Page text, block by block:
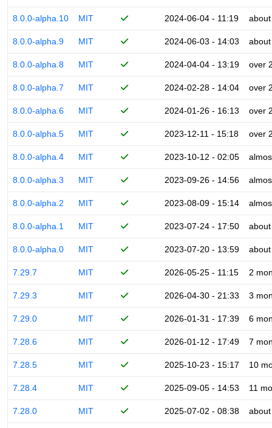
8.0.0-alpha.10 MIT 2024-06-04 - 11:19
8.0.0-alpha.9 MIT 2024-06-03 - 14:03
8.0.0-alpha.8 MIT 2024-04-04 - 13:19 over
8.0.0-alpha.7 MIT 2024-02-28 - 14:04 over
8.0.0-alpha.6 MIT 2024-01-26 - 16:13 over
8.0.0-alpha.5 MIT 2023-12-11 - 15:18 over
8.0.0-alpha.4 MIT 2023-10-12 - 02:05
8.0.0-alpha.3 MIT 2023-09-26 - 14:56
8.0.0-alpha.2 MIT 2023-08-09 - 15:14
8.0.0-alpha.1 MIT 2023-07-24 - 17:50
8.0.0-alpha.0 MIT 2023-07-20 - 13:59
7.29.7 MIT 2026-05-25 - 11:15 2
7.29.3 MIT 2026-04-30 - 21:33 3
7.29.0 MIT 2026-01-31 - 17:39 6
7.28.6 MIT 2026-01-12 - 17:49 7
7.28.5 MIT 2025-10-23 - 15:17 10
7.28.4 MIT 2025-09-05 - 14:53 11
7.28.0 MIT 2025-07-02 - 08:38